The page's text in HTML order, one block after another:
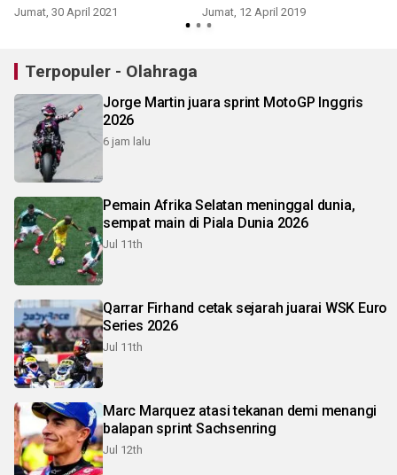
Jumat, 30 April 2021 Jumat, 12 April 2019
Terpopuler - Olahraga
Jorge Martin juara sprint MotoGP Inggris
2026
6 jam lalu
Pemain Afrika Selatan meninggal dunia,
sempat main di Piala Dunia 2026
Jul 11th
Qarrar Firhand cetak sejarah juarai WSK Euro
Series 2026
Jul 11th
Marc Marquez atasi tekanan demi menangi
balapan sprint Sachsenring
Jul 12th